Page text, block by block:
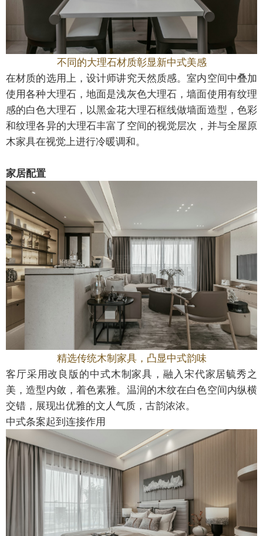
不同的大理石材质彰显新中式美感
在材质的选用上，设计师讲究天然质感。室内空间中叠加
使用各种大理石，地面是浅灰色大理石，墙面使用有纹理
感的白色大理石，以黑金花大理石框线做墙面造型，色彩
和纹理各异的大理石丰富了空间的视觉层次，并与全屋原
木家具在视觉上进行冷暖调和。
家居配置
精选传统木制家具，凸显中式韵味
客厅采用改良版的中式木制家具，融入宋代家居毓秀之
美，造型内敛，着色素雅。温润的木纹在白色空间内纵横
交错，展现出优雅的文人气质，古韵浓浓。
中式条案起到连接作用